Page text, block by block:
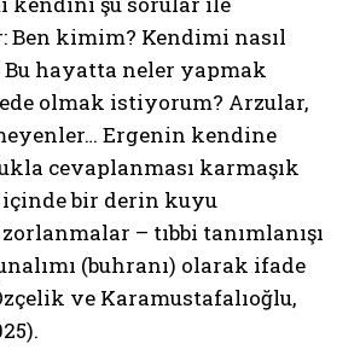
Ben kimim? Kendimi nasıl
Bu hayatta neler yapmak
olmak istiyorum? Arzular,
Ergenin kendine
cevaplanması karmaşık
içinde bir derin kuyu
– tıbbi tanımlanışı
(buhranı) olarak ifade
ve Karamustafalıoğlu,